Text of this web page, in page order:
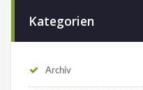
Kategorien
Archiv